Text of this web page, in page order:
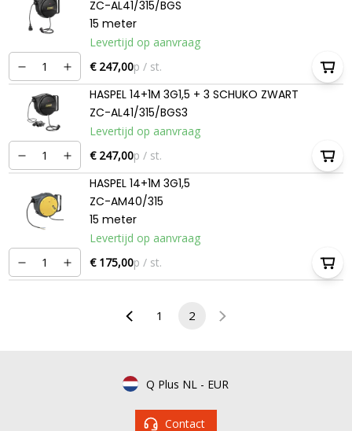
ZC-AL41/315/BGS
15 meter
Levertijd op aanvraag
€ 247,00p / st.
HASPEL 14+1M 3G1,5 + 3 SCHUKO ZWART
ZC-AL41/315/BGS3
Levertijd op aanvraag
€ 247,00p / st.
HASPEL 14+1M 3G1,5
ZC-AM40/315
15 meter
Levertijd op aanvraag
€ 175,00p / st.
1 2
Q Plus NL - EUR
Contact